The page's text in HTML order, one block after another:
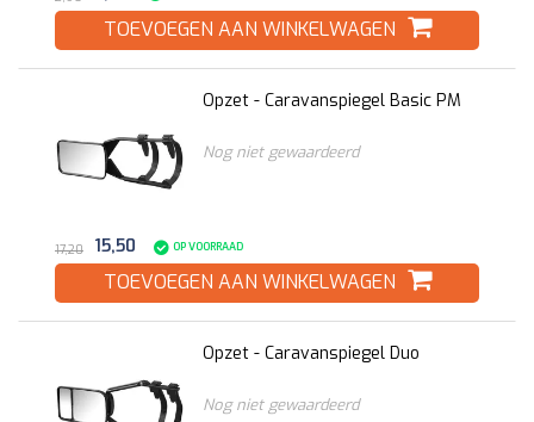
TOEVOEGEN AAN WINKELWAGEN
Opzet - Caravanspiegel Basic PM
Nog niet gewaardeerd
17,20 15,50 OP VOORRAAD
TOEVOEGEN AAN WINKELWAGEN
Opzet - Caravanspiegel Duo
Nog niet gewaardeerd